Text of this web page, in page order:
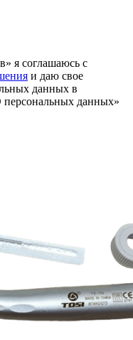
я соглашаюсь с
и даю свое
данных в
данных»